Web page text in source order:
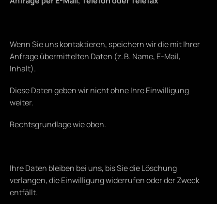
Wenn Sie uns kontaktieren, speichern wir die mit Ihrer
Anfrage übermittelten Daten (z. B. Name, E-Mail,
Inhalt).
Diese Daten geben wir nicht ohne Ihre Einwilligung
weiter.
Rechtsgrundlage wie oben.
Ihre Daten bleiben bei uns, bis Sie die Löschung
verlangen, die Einwilligung widerrufen oder der Zweck
entfällt.